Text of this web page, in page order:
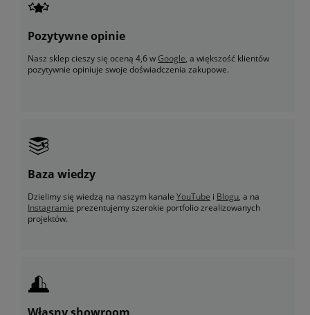
Pozytywne opinie
Nasz sklep cieszy się oceną 4,6 wGoogle, a większość klientów
pozytywnie opiniuje swoje doświadczenia zakupowe.
Baza wiedzy
Dzielimy się wiedzą na naszym kanale YouTube i Blogu, a na
Instagramie prezentujemy szerokie portfolio zrealizowanych
projektów.